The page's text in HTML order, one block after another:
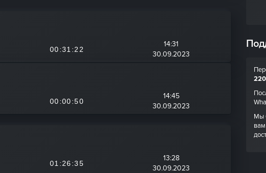
00:31:22
14:31
30.09.2023
00:00:50
14:45
30.09.2023
01:26:35
13:28
30.09.2023
Мы